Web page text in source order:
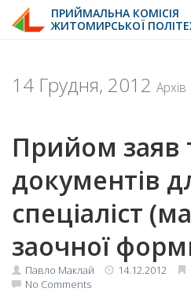
content
ПРИЙМАЛЬНА КОМІСІЯ
ЖИТОМИРСЬКОЇ
14 Грудня, 2012 Архів
Прийом заяв
документів
спеціаліст
заочної
Павло Маклай 14.12.2012
No Comments